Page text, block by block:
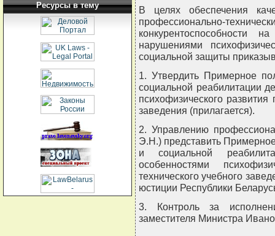
Ресурсы в тему
В целях обеспечения
профессионально-
нарушениями
социальной защиты
1. Утвердить Примерное
социальной реабилитации
психофизического развития
заведения (прилагается).
2. Управлению
Э.Н.) представить
и социальной
особенностями
технического учебного
юстиции Республики
3. Контроль за
заместителя Министра